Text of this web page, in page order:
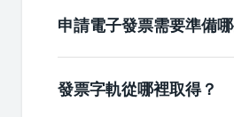
申請電子發票需要準備
發票字軌從哪裡取得？